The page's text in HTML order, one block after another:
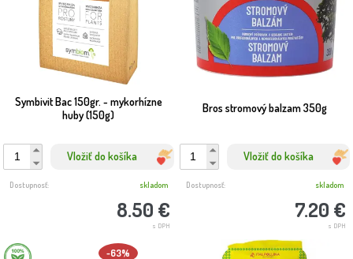
Symbivit Bac 150gr. - mykorhízne
huby (150g)
Vložiť do košíka
8.50 €
s DPH
Dostupnosť: skladom
Bros stromový balzam 350g
Vložiť do košíka
7.20 €
s DPH
Dostupnosť: skladom
-63%